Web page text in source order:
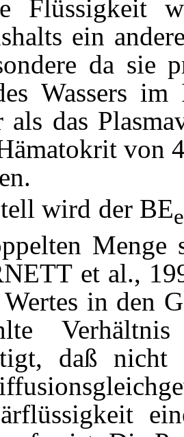
Flüssigkeit
ein
da sie
Wassers
als das
von
wird der BE
Menge
et al.,
in den
daß nicht